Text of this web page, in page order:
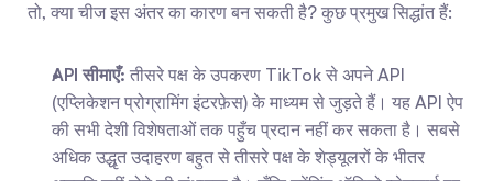
तो, क्या चीज इस अंतर का कारण बन सकती है? कुछ प्रमुख सिद्धांत हैं:
API सीमाएँ: तीसरे पक्ष के उपकरण TikTok से अपने API
(एप्लिकेशन प्रोग्रामिंग इंटरफ़ेस) के माध्यम से जुड़ते हैं। यह API ऐप
की सभी देशी विशेषताओं तक पहुँच प्रदान नहीं कर सकता है। सबसे
अधिक उद्धृत उदाहरण बहुत से तीसरे पक्ष के शेड्यूलरों के भीतर